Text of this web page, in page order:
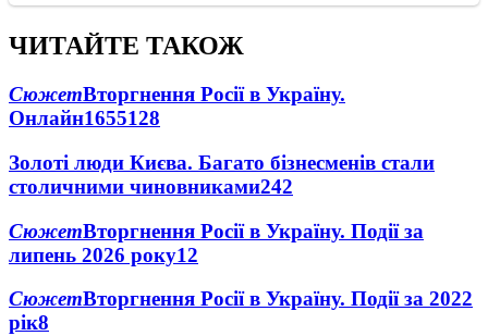
ЧИТАЙТЕ ТАКОЖ
СюжетВторгнення Росії в Україну.
Онлайн1655128
Золоті люди Києва. Багато бізнесменів стали
столичними чиновниками242
СюжетВторгнення Росії в Україну. Події за
липень 2026 року12
СюжетВторгнення Росії в Україну. Події за 2022
рік8